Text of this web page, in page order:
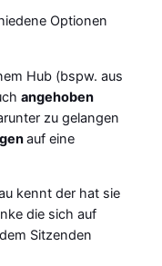
Optionen
Hub (bspw. aus
angehoben
zu gelangen
auf eine
kennt der hat sie
die sich auf
Sitzenden